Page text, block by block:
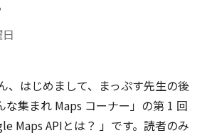
、はじめまして、まっぷす先生の後
な集まれ Maps コーナー」の第 1 回
Maps APIとは？ 」です。読者のみ